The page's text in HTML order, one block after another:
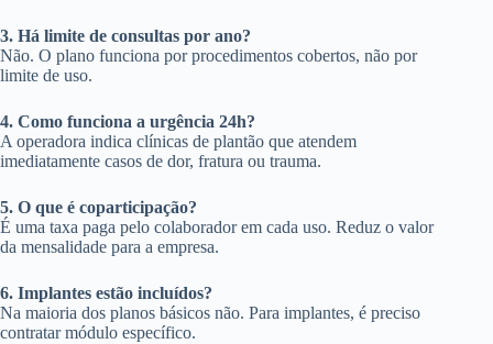
3. Há limite de consultas por ano?
Não. O plano funciona por procedimentos cobertos, não por
limite de uso.
4. Como funciona a urgência 24h?
A operadora indica clínicas de plantão que atendem
imediatamente casos de dor, fratura ou trauma.
5. O que é coparticipação?
É uma taxa paga pelo colaborador em cada uso. Reduz o valor
da mensalidade para a empresa.
6. Implantes estão incluídos?
Na maioria dos planos básicos não. Para implantes, é preciso
contratar módulo específico.